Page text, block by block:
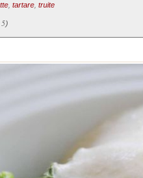
, tartare, truite
5)